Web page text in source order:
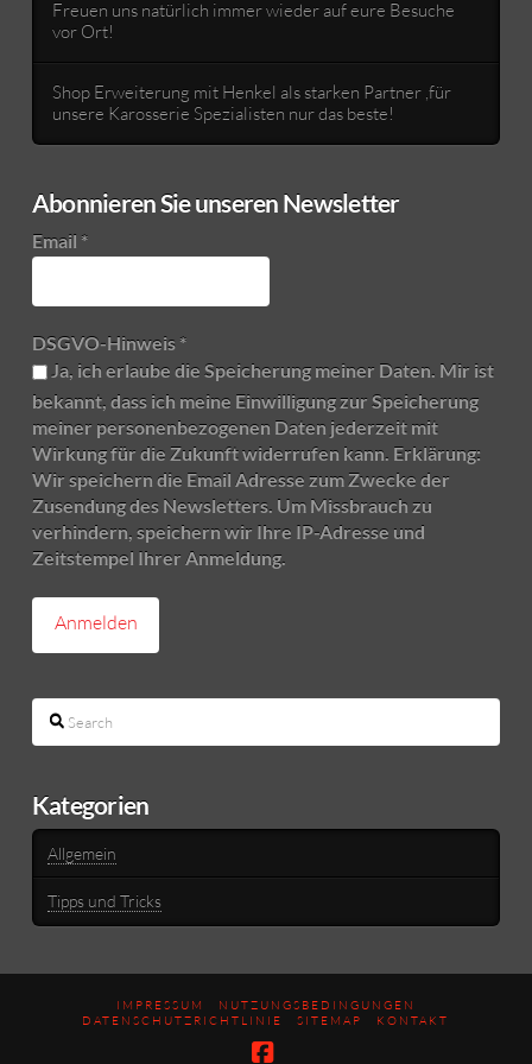
Freuen uns natürlich immer wieder auf eure Besuche
vor Ort!
Shop Erweiterung mit Henkel als starken Partner ,für
unsere Karosserie Spezialisten nur das beste!
Abonnieren Sie unseren Newsletter
Email *
DSGVO-Hinweis*
Ja, ich erlaube die Speicherung meiner Daten. Mir ist
bekannt, dass ich meine Einwilligung zur Speicherung
meiner personenbezogenen Daten jederzeit mit
Wirkung für die Zukunft widerrufen kann. Erklärung:
Wir speichern die Email Adresse zum Zwecke der
Zusendung des Newsletters. Um Missbrauch zu
verhindern, speichern wir Ihre IP-Adresse und
Zeitstempel Ihrer Anmeldung.
Search
Kategorien
Allgemein
Tipps und Tricks
IMPRESSUM
NUTZUNGSBEDINGUNGEN
DATENSCHUTZRICHTLINIE
SITEMAP KONTAKT